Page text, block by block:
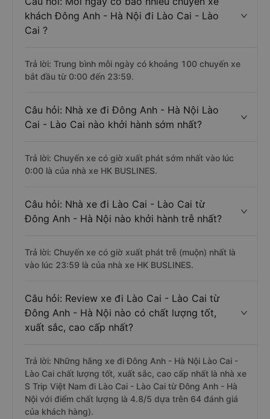
khách Đông Anh - Hà Nội đi Lào Cai - Lào
Cai ?
Trả lời: Trung bình mỗi ngày có khoảng 100 chuyến xe
bắt đầu từ 0:00 đến 23:59.
Câu hỏi: Nhà xe đi Đông Anh - Hà Nội Lào
Cai - Lào Cai nào khởi hành sớm nhất?
Trả lời: Chuyến xe có giờ xuất phát sớm nhất vào lúc
0:00 là của nhà xe HK BUSLINES.
Câu hỏi: Nhà xe đi Lào Cai - Lào Cai từ
Đông Anh - Hà Nội nào khởi hành trễ nhất?
Trả lời: Chuyến xe có giờ xuất phát trễ (muộn) nhất là
vào lúc 23:59 là của nhà xe HK BUSLINES.
Câu hỏi: Review xe đi Lào Cai - Lào Cai từ
Đông Anh - Hà Nội nào có chất lượng tốt,
xuất sắc, cao cấp nhất?
Trả lời: Những hãng xe đi Đông Anh - Hà Nội Lào Cai -
Lào Cai chất lượng tốt, xuất sắc, cao cấp nhất là nhà xe
S Trip Việt Nam đi Lào Cai - Lào Cai từ Đông Anh - Hà
Nội với điểm chất lượng là 4.8/5 dựa trên 64 đánh giá
của khách hàng).